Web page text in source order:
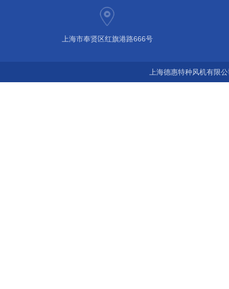
上海市奉贤区红旗港路666号
上海德惠特种风机有限